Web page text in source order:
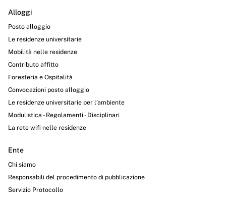
Alloggi
Posto alloggio
Le residenze universitarie
Mobilità nelle residenze
Contributo affitto
Foresteria e Ospitalità
Convocazioni posto alloggio
Le residenze universitarie per l’ambiente
Modulistica - Regolamenti - Disciplinari
La rete wifi nelle residenze
Ente
Chi siamo
Responsabili del procedimento di pubblicazione
Servizio Protocollo